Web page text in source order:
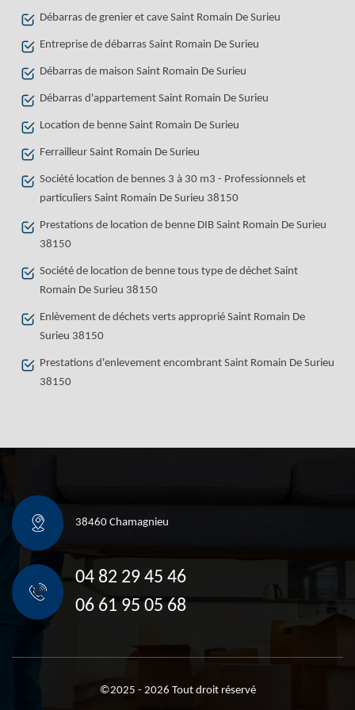
Débarras de grenier et cave Saint Romain De Surieu
Entreprise de débarras Saint Romain De Surieu
Débarras de maison Saint Romain De Surieu
Débarras d'appartement Saint Romain De Surieu
Location de benne Saint Romain De Surieu
Ferrailleur Saint Romain De Surieu
Société location de bennes 3 à 30 m3 - Professionnels et
particuliers Saint Romain De Surieu 38150
Prestations de location de benne DIB Saint Romain De Surieu
38150
Société de location de benne tous type de déchet Saint
Romain De Surieu 38150
Enlèvement de déchets verts approprié Saint Romain De
Surieu 38150
Prestations d'enlevement encombrant Saint Romain De Surieu
38150
38460 Chamagnieu
04 82 29 45 46
06 61 95 05 68
©2025 - 2026 Tout droit réservé